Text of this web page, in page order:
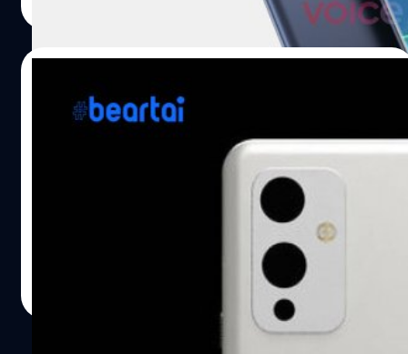
OnePlus 9 Pro พร้อมชิปเรือธง
Snapdragon 875 โผล่ทดสอบประสิทธิภาพ
OnePlus 9 Pro ได้รับการทดสอบประสิทธิภาพด้วย
แพลตฟอร์ม Geekbench ซึ่งมาพร้อมชิปเซ็ต Snapdragon